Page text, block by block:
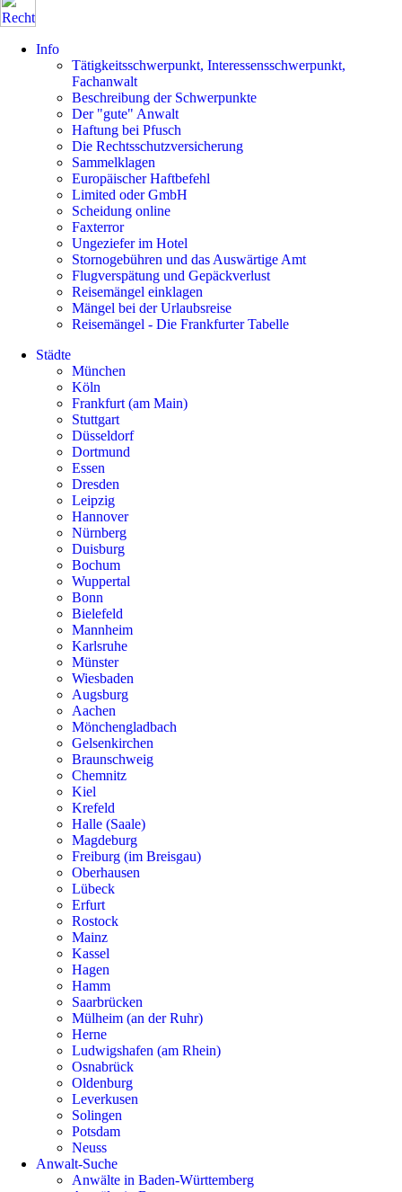
Info
Tätigkeitsschwerpunkt, Interessensschwerpunkt,
Fachanwalt
Beschreibung der Schwerpunkte
Der "gute" Anwalt
Haftung bei Pfusch
Die Rechtsschutzversicherung
Sammelklagen
Europäischer Haftbefehl
Limited oder GmbH
Scheidung online
Faxterror
Ungeziefer im Hotel
Stornogebühren und das Auswärtige Amt
Flugverspätung und Gepäckverlust
Reisemängel einklagen
Mängel bei der Urlaubsreise
Reisemängel - Die Frankfurter Tabelle
Städte
München
Köln
Frankfurt (am Main)
Stuttgart
Düsseldorf
Dortmund
Essen
Dresden
Leipzig
Hannover
Nürnberg
Duisburg
Bochum
Wuppertal
Bonn
Bielefeld
Mannheim
Karlsruhe
Münster
Wiesbaden
Augsburg
Aachen
Mönchengladbach
Gelsenkirchen
Braunschweig
Chemnitz
Kiel
Krefeld
Halle (Saale)
Magdeburg
Freiburg (im Breisgau)
Oberhausen
Lübeck
Erfurt
Rostock
Mainz
Kassel
Hagen
Hamm
Saarbrücken
Mülheim (an der Ruhr)
Herne
Ludwigshafen (am Rhein)
Osnabrück
Oldenburg
Leverkusen
Solingen
Potsdam
Neuss
Anwalt-Suche
Anwälte in Baden-Württemberg